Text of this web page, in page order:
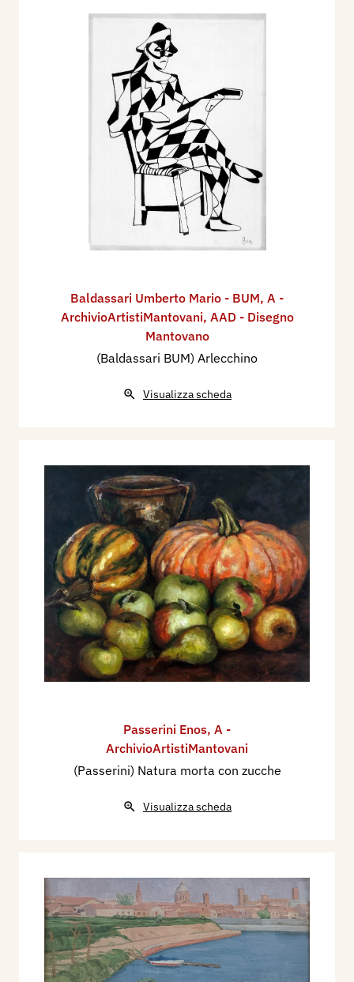
Baldassari Umberto Mario - BUM, A -
ArchivioArtistiMantovani, AAD - Disegno
Mantovano
(Baldassari BUM) Arlecchino
Visualizza scheda
Passerini Enos, A -
ArchivioArtistiMantovani
(Passerini) Natura morta con zucche
Visualizza scheda